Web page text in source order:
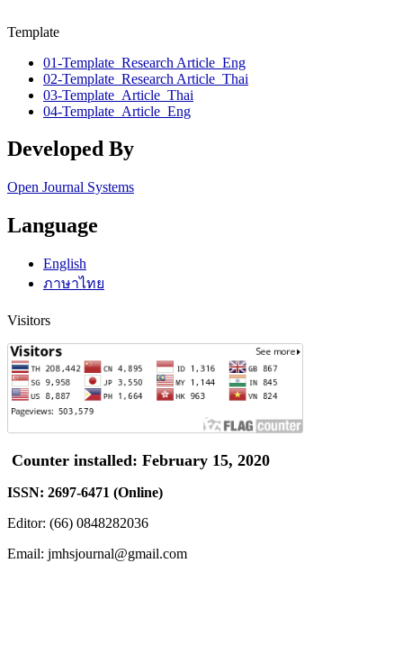
Template
01-Template_Research Article_Eng
02-Template_Research Article_Thai
03-Template_Article_Thai
04-Template_Article_Eng
Developed By
Open Journal Systems
Language
English
ภาษาไทย
Visitors
Counter installed: February 15, 2020
ISSN: 2697-6471 (Online)
Editor: (66) 0848282036
Email: jmhsjournal@gmail.com